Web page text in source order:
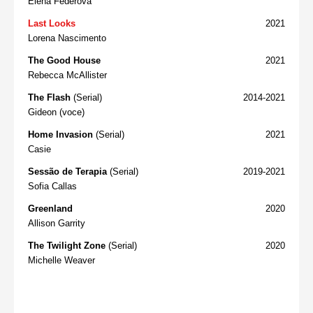
2021
Last Looks
Lorena Nascimento
2021
The Good House
Rebecca McAllister
2014-2021
The Flash (Serial)
Gideon (voce)
2021
Home Invasion (Serial)
Casie
2019-2021
Sessão de Terapia (Serial)
Sofia Callas
2020
Greenland
Allison Garrity
2020
The Twilight Zone (Serial)
Michelle Weaver